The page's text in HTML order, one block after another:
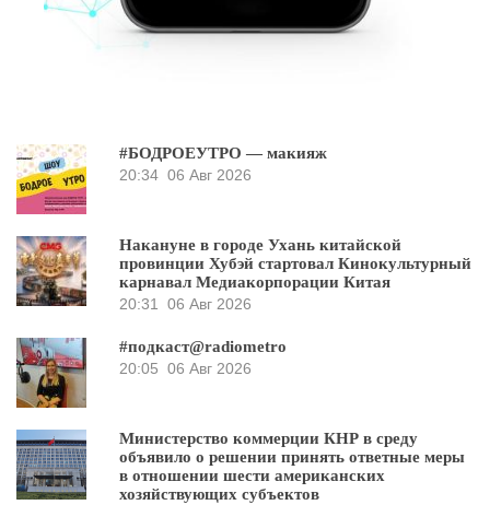
#БОДРОЕУТРО — макияж
20:34 06 Авг 2026
Накануне в городе Ухань китайской
провинции Хубэй стартовал Кинокультурный
карнавал Медиакорпорации Китая
20:31
06 Авг 2026
#подкаст@radiometro
20:05 06 Авг 2026
Министерство коммерции КНР в среду
объявило о решении принять ответные меры
в отношении шести американских
хозяйствующих субъектов